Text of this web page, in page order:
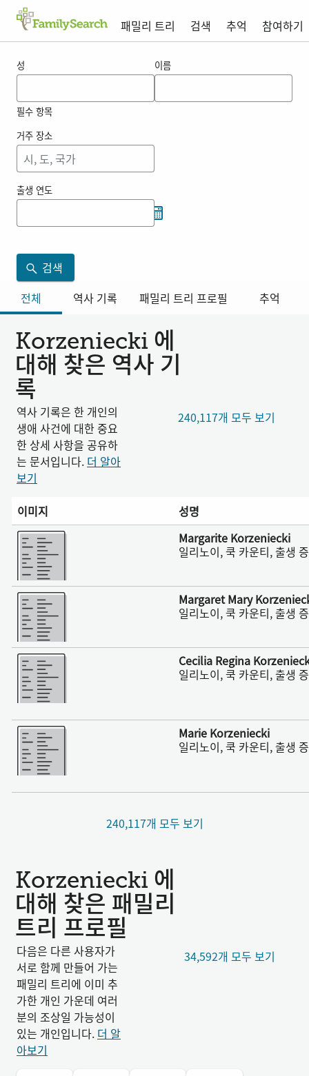
패밀리 트리 검색 추억
참여하기
성
필수 항목
이름
거주 장소
출생 연도
검색
전체
역사 기록 패밀리 트리 프로필 추억
Korzeniecki 에
대해 찾은 역사 기
록
역사 기록은 한 개인의
생애 사건에 대한 중요
한 상세 사항을 공유하
는 문서입니다. 더 알아
보기
240,117개 모두 보기
이미지
성명
더 보기
Margarite Korzeniecki
일리노이, 쿡 카운티, 출생
더 보기
Margaret Mary
일리노이, 쿡 카운티, 출생
더 보기
Cecilia Regina
일리노이, 쿡 카운티, 출생
더 보기
Marie Korzeniecki
일리노이, 쿡 카운티, 출생
240,117개 모두 보기
Korzeniecki 에
대해 찾은 패밀리
트리 프로필
다음은 다른 사용자가
서로 함께 만들어 가는
패밀리 트리에 이미 추
가한 개인 가운데 여러
분의 조상일 가능성이
있는 개인입니다. 더 알
아보기
34,592개 모두 보기